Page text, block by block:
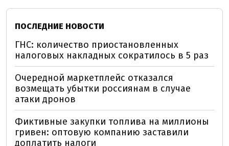
ПОСЛЕДНИЕ НОВОСТИ
ГНС: количество приостановленных
налоговых накладных сократилось в 5 раз
Очередной маркетплейс отказался
возмещать убытки россиянам в случае
атаки дронов
Фиктивные закупки топлива на миллионы
гривен: оптовую компанию заставили
доплатить налоги